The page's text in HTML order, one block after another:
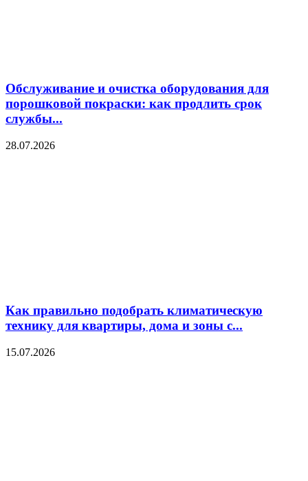
Обслуживание и очистка оборудования для
порошковой покраски: как продлить срок
службы...
28.07.2026
Как правильно подобрать климатическую
технику для квартиры, дома и зоны с...
15.07.2026